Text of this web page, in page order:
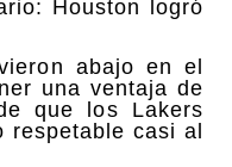
Houston logró
abajo en el
una ventaja de
que los Lakers
casi al